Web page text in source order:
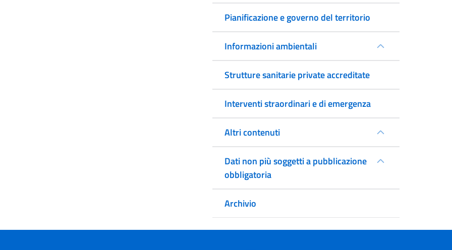
Pianificazione e governo del territorio
Informazioni ambientali
Strutture sanitarie private accreditate
Interventi straordinari e di emergenza
Altri contenuti
Dati non più soggetti a pubblicazione
obbligatoria
Archivio